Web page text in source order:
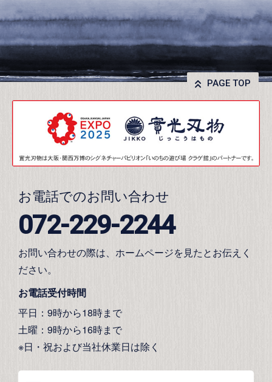
PAGE TOP
お電話でのお問い合わせ
072-229-2244
お問い合わせの際は、ホームページを見たとお伝えく
ださい。
お電話受付時間
平日：9時から18時まで
土曜：9時から16時まで
※日・祝および当社休業日は除く